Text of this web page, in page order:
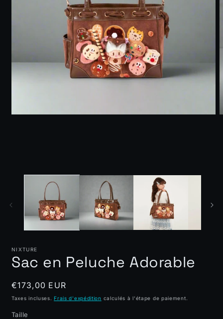
NIXTURE
Sac en Peluche Adorable
Prix
habituel
€173,00 EUR
Taxes incluses.Frais d'expédition calculés à l'étape de paiement.
Taille